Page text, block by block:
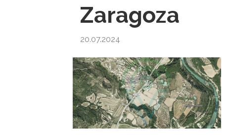
Zaragoza
20.07.2024